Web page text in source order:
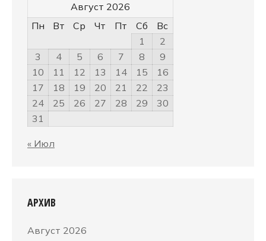
Август 2026
Пн
Вт Ср Чт Пт Сб
Вс
1
2
3
4 5 6 7 8
9
10
11 12 13 14 15
16
17
18 19 20 21 22
23
24
25 26 27 28 29
30
31
« Июл
АРХИВ
Август 2026